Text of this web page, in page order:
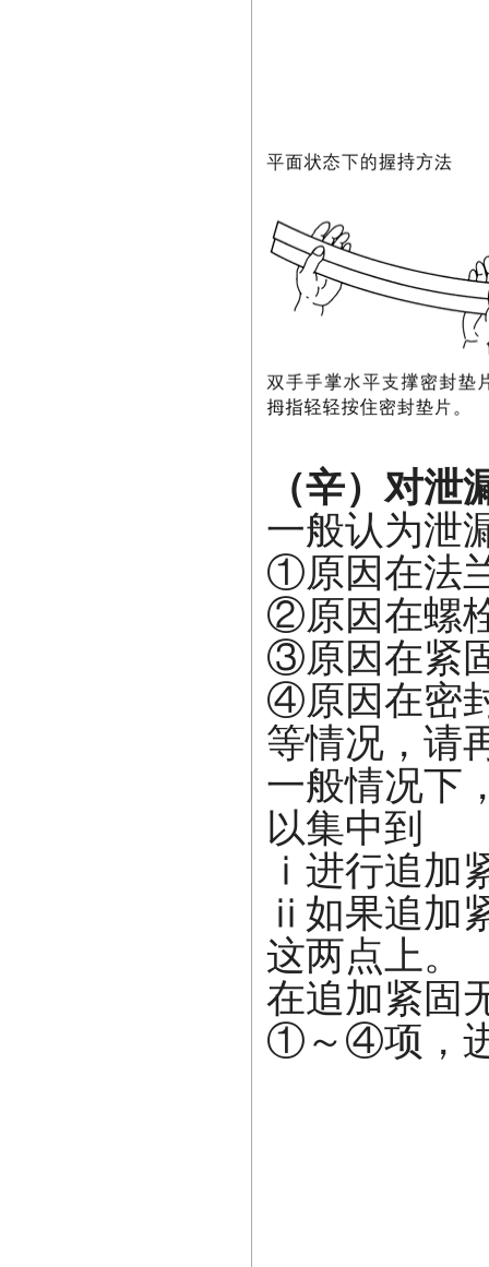
（辛）对泄
一般认为泄
①原因在法
②原因在螺
③原因在紧
④原因在密
等情况，请
一般情况下
以集中到
ⅰ进行追加
ⅱ如果追加
这两点上。
在追加紧固
①～④项，